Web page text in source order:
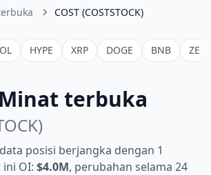
COST (COSTSTOCK)
HYPE XRP DOGE BNB ZEC
Minat terbuka
posisi berjangka dengan 1
OI: $4.0M, perubahan selama 24